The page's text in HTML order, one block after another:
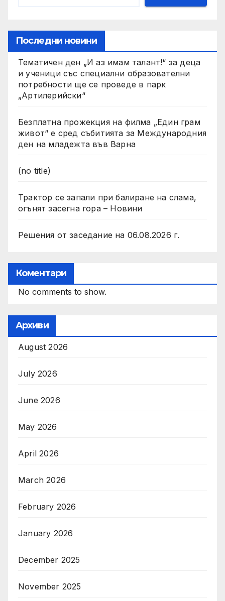
Последни новини
Тематичен ден „И аз имам талант!“ за деца
и ученици със специални образователни
потребности ще се проведе в парк
„Артилерийски“
Безплатна прожекция на филма „Един грам
живот“ е сред събитията за Международния
ден на младежта във Варна
(no title)
Трактор се запали при балиране на слама,
огънят засегна гора – Новини
Решения от заседание на 06.08.2026 г.
Коментари
No comments to show.
Архиви
August 2026
July 2026
June 2026
May 2026
April 2026
March 2026
February 2026
January 2026
December 2025
November 2025